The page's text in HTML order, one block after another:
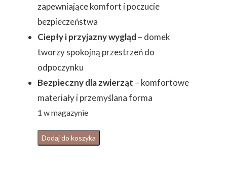
zapewniające komfort i poczucie
bezpieczeństwa
Ciepły i przyjazny wygląd – domek
tworzy spokojną przestrzeń do
odpoczynku
Bezpieczny dla zwierząt – komfortowe
materiały i przemyślana forma
1 w magazynie
ilość
Dodaj do koszyka